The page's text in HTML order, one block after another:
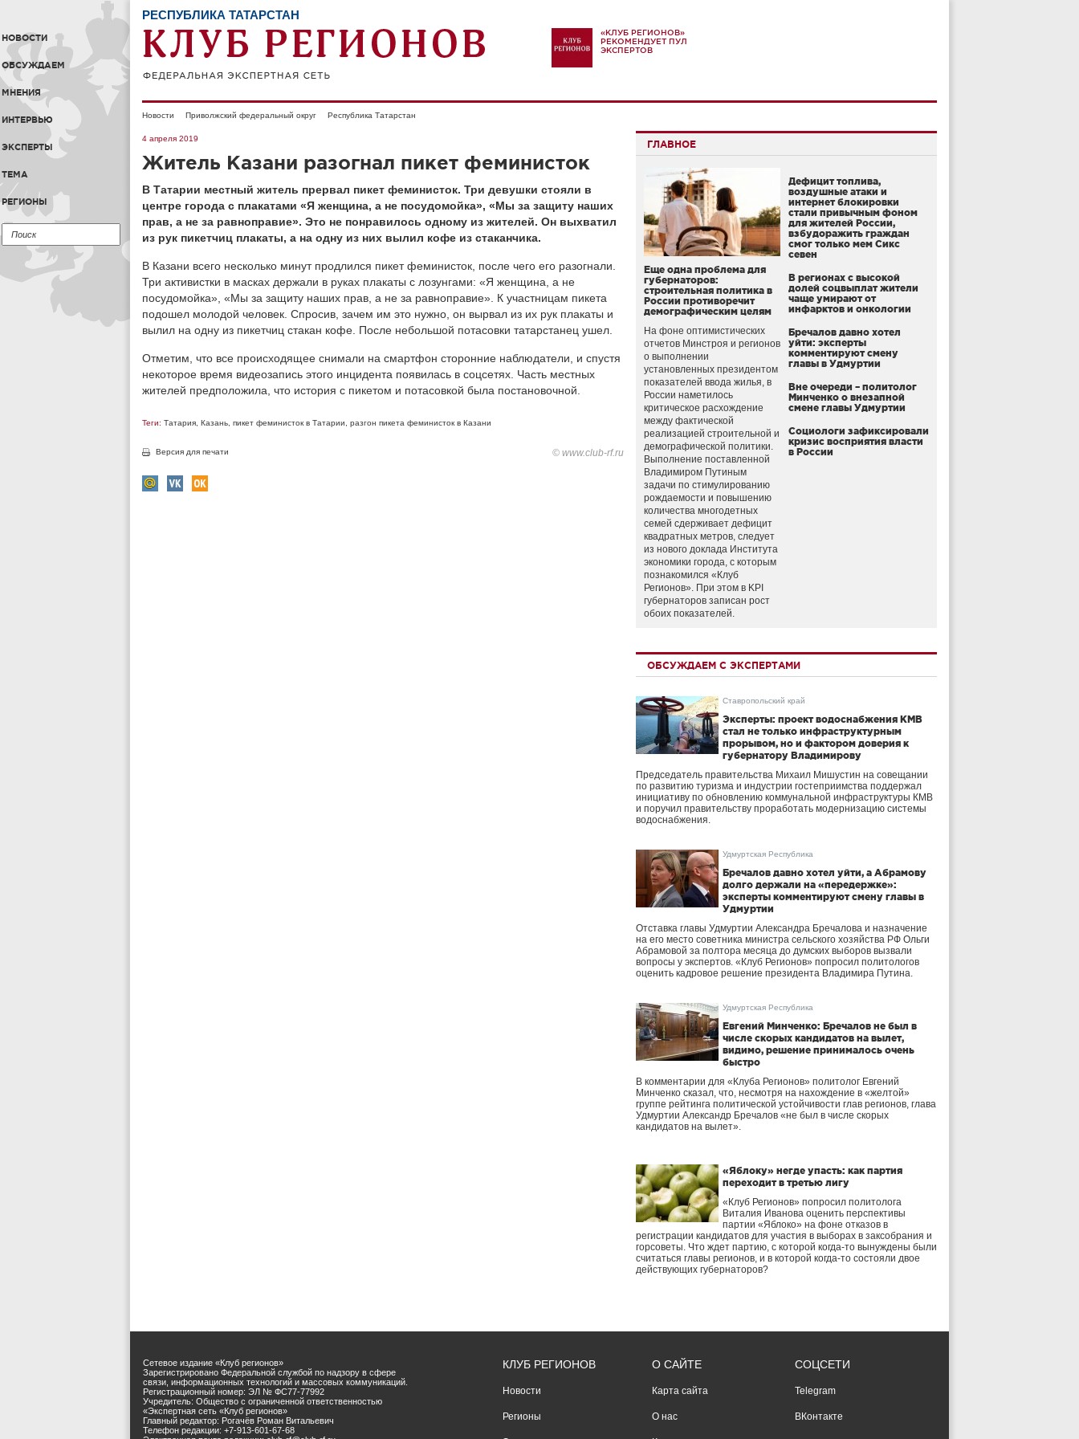
НОВОСТИ
ОБСУЖДАЕМ
МНЕНИЯ
ИНТЕРВЬЮ
ЭКСПЕРТЫ
ТЕМА
РЕГИОНЫ
РЕСПУБЛИКА ТАТАРСТАН
«КЛУБ РЕГИОНОВ»
РЕКОМЕНДУЕТ ПУЛ
ЭКСПЕРТОВ
Новости Приволжский федеральный округ Республика Татарстан
4 апреля 2019
Житель Казани разогнал пикет феминисток
В Татарии местный житель прервал пикет феминисток. Три девушки стояли в
центре города с плакатами «Я женщина, а не посудомойка», «Мы за защиту наших
прав, а не за равноправие». Это не понравилось одному из жителей. Он выхватил
из рук пикетчиц плакаты, а на одну из них вылил кофе из стаканчика.
В Казани всего несколько минут продлился пикет феминисток, после чего его разогнали.
Три активистки в масках держали в руках плакаты с лозунгами: «Я женщина, а не
посудомойка», «Мы за защиту наших прав, а не за равноправие». К участницам пикета
подошел молодой человек. Спросив, зачем им это нужно, он вырвал из их рук плакаты и
вылил на одну из пикетчиц стакан кофе. После небольшой потасовки татарстанец ушел.
Отметим, что все происходящее снимали на смартфон сторонние наблюдатели, и спустя
некоторое время видеозапись этого инцидента появилась в соцсетях. Часть местных
жителей предположила, что история с пикетом и потасовкой была постановочной.
Теги: Татария Казань пикет феминисток в Татарии разгон пикета феминисток в Казани
Версия для печати © www.club-rf.ru
ГЛАВНОЕ
Еще одна проблема для
губернаторов:
строительная политика в
России противоречит
демографическим целям
На фоне оптимистических
отчетов Минстроя и регионов
о выполнении
установленных президентом
показателей ввода жилья, в
России наметилось
критическое расхождение
между фактической
реализацией строительной и
демографической политики.
Выполнение поставленной
Владимиром Путиным
задачи по стимулированию
рождаемости и повышению
количества многодетных
семей сдерживает дефицит
квадратных метров, следует
из нового доклада Института
экономики города, с которым
познакомился «Клуб
Регионов». При этом в KPI
губернаторов записан рост
обоих показателей.
Дефицит топлива,
воздушные атаки и
интернет блокировки
стали привычным фоном
для жителей России,
взбудоражить граждан
смог только мем Сикс
севен
В регионах с высокой
долей соцвыплат жители
чаще умирают от
инфарктов и онкологии
Бречалов давно хотел
уйти: эксперты
комментируют смену
главы в Удмуртии
Вне очереди – политолог
Минченко о внезапной
смене главы Удмуртии
Социологи зафиксировали
кризис восприятия власти
в России
ОБСУЖДАЕМ С ЭКСПЕРТАМИ
Ставропольский край
Эксперты: проект водоснабжения КМВ
стал не только инфраструктурным
прорывом, но и фактором доверия к
губернатору Владимирову
Председатель правительства Михаил Мишустин на совещании
по развитию туризма и индустрии гостеприимства поддержал
инициативу по обновлению коммунальной инфраструктуры КМВ
и поручил правительству проработать модернизацию системы
водоснабжения.
Удмуртская Республика
Бречалов давно хотел уйти, а Абрамову
долго держали на «передержке»:
эксперты комментируют смену главы в
Удмуртии
Отставка главы Удмуртии Александра Бречалова и назначение
на его место советника министра сельского хозяйства РФ Ольги
Абрамовой за полтора месяца до думских выборов вызвали
вопросы у экспертов. «Клуб Регионов» попросил политологов
оценить кадровое решение президента Владимира Путина.
Удмуртская Республика
Евгений Минченко: Бречалов не был в
числе скорых кандидатов на вылет,
видимо, решение принималось очень
быстро
В комментарии для «Клуба Регионов» политолог Евгений
Минченко сказал, что, несмотря на нахождение в «желтой»
группе рейтинга политической устойчивости глав регионов, глава
Удмуртии Александр Бречалов «не был в числе скорых
кандидатов на вылет».
«Яблоку» негде упасть: как партия
переходит в третью лигу
«Клуб Регионов» попросил политолога
Виталия Иванова оценить перспективы
партии «Яблоко» на фоне отказов в
регистрации кандидатов для участия в выборах в заксобрания и
горсоветы. Что ждет партию, с которой когда-то вынуждены были
считаться главы регионов, и в которой когда-то состояли двое
действующих губернаторов?
Сетевое издание «Клуб регионов»
Зарегистрировано Федеральной службой по надзору в сфере
связи, информационных технологий и массовых коммуникаций.
Регистрационный номер: ЭЛ № ФС77-77992
Учредитель: Общество с ограниченной ответственностью
«Экспертная сеть «Клуб регионов»
Главный редактор: Рогачёв Роман Витальевич
Телефон редакции: +7-913-601-67-68
КЛУБ РЕГИОНОВ
Новости
Регионы
О САЙТЕ
Карта сайта
О нас
СОЦСЕТИ
Telegram
ВКонтакте